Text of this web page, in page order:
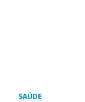
SAÚDE